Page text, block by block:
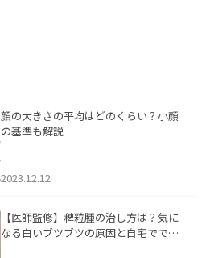
顔の大きさの平均はどのくらい？小顔
の基準も解説
2023.12.12
【医師監修】稗粒腫の治し方は？気に
なる白いブツブツの原因と自宅ででき